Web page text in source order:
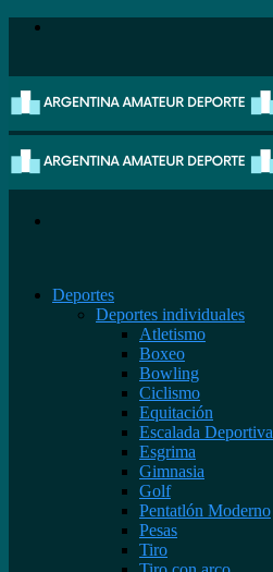
Deportes
Deportes individuales
Atletismo
Boxeo
Bowling
Ciclismo
Equitación
Escalada Deportiva
Esgrima
Gimnasia
Golf
Pentatlón Moderno
Pesas
Tiro